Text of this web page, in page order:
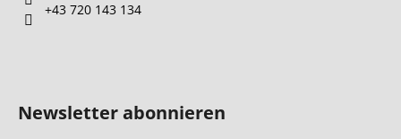
+43 720 143 134
Newsletter abonnieren